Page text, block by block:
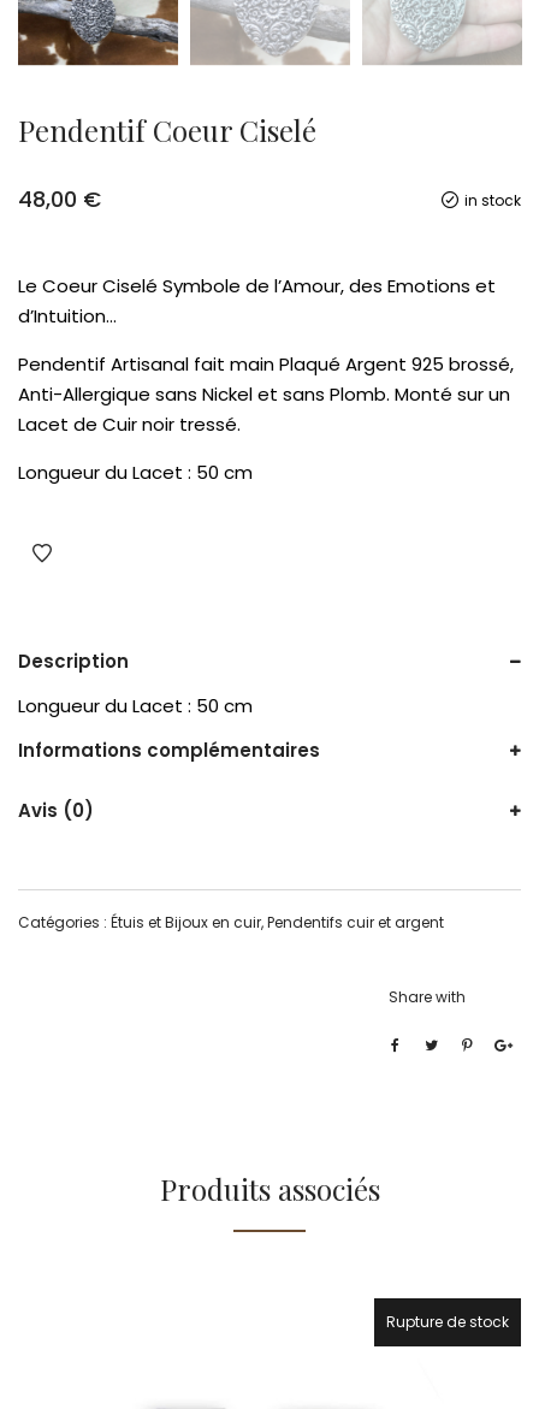
Pendentif Coeur Ciselé
in stock
48,00 €
Le Coeur Ciselé Symbole de l’Amour, des Emotions et
d’Intuition…
Pendentif Artisanal fait main Plaqué Argent 925 brossé,
Anti-Allergique sans Nickel et sans Plomb. Monté sur un
Lacet de Cuir noir tressé.
Longueur du Lacet : 50 cm
Description
Longueur du Lacet : 50 cm
Informations complémentaires
Avis (0)
Catégories : Étuis et Bijoux en cuir,Pendentifs cuir et argent
Share with
Produits associés
Rupture de stock